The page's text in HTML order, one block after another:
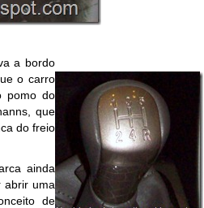
a bordo
o carro
pomo do
que
do freio
ainda
abrir uma
de